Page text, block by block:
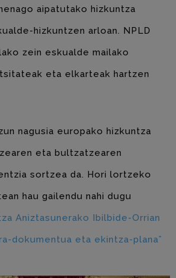
aipatutako hizkuntza
hizkuntzen arloan. NPLD
zein eskualde mailako
eta elkarteak hartzen
nagusia europako hizkuntza
eta bultzatzearen
sortzea da. Hori lortzeko
hau gailendu nahi dugu
Aniztasunerako Ibilbide-Orrian
dokumentua eta ekintza-plana”